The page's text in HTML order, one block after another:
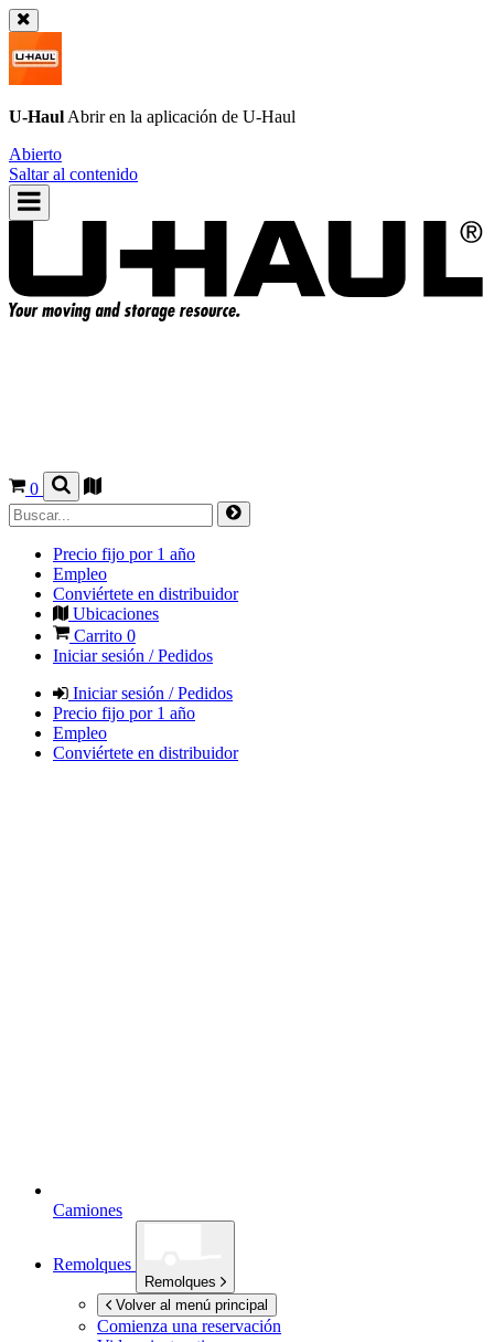
U-Haul Abrir en la aplicación de U-Haul
Abierto
Saltar al contenido
0
Precio fijo por 1 año
Empleo
Conviértete en distribuidor
Ubicaciones
Carrito 0
Iniciar sesión / Pedidos
Iniciar sesión / Pedidos
Precio fijo por 1 año
Empleo
Conviértete en distribuidor
Camiones
Remolques
Remolques
Volver al menú principal
Comienza una reservación